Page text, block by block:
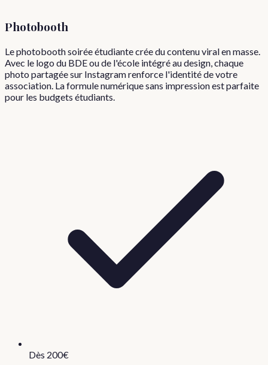
Photobooth
Le photobooth soirée étudiante crée du contenu viral en masse.
Avec le logo du BDE ou de l'école intégré au design, chaque
photo partagée sur Instagram renforce l'identité de votre
association. La formule numérique sans impression est parfaite
pour les budgets étudiants.
Dès 200€